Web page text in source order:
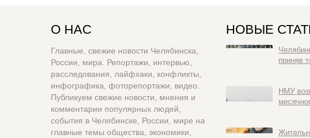
О НАС
Главные, свежие новости Челябинска,
России, мира. Репортажи, интервью,
расследования, лайфхаки, конфликты,
инфографика, фоторепортажи, видео.
Публикуем свежие новости, мнения и
комментарии популярных людей,
события в Челябинске, России, мире на
главные темы общества, экономики,
НОВЫЕ
приняв
НМУ